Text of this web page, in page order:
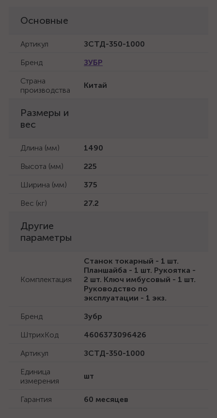
Основные
Артикул
ЗСТД-350-1000
Бренд
ЗУБР
Страна
производства
Китай
Размеры и
вес
Длина (мм)
1490
Высота (мм)
225
Ширина (мм)
375
Вес (кг)
27.2
Другие
параметры
Комплектация
Станок токарный - 1 шт.
Планшайба - 1 шт. Рукоятка -
2 шт. Ключ имбусовый - 1 шт.
Руководство по
эксплуатации - 1 экз.
Бренд
Зубр
ШтрихКод
4606373096426
Артикул
ЗСТД-350-1000
Единица
измерения
шт
Гарантия 60 месяцев